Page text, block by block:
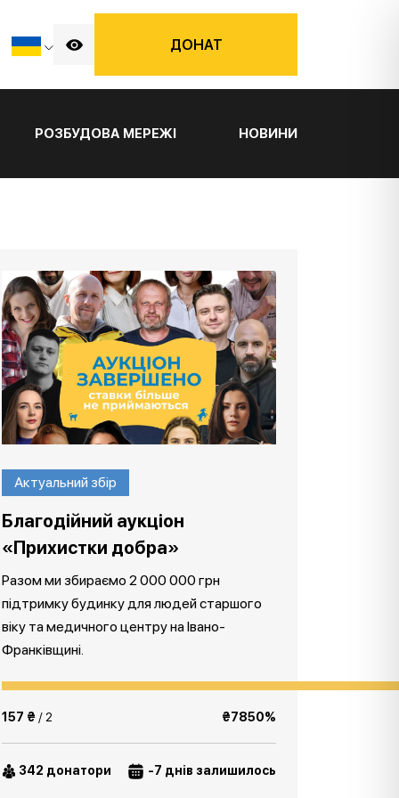
ДОНАТ
РОЗБУДОВА МЕРЕЖІ НОВИНИ
Актуальний збір
Благодійний аукціон
«Прихистки добра»
Разом ми збираємо 2 000 000 грн
підтримку будинку для людей старшого
віку та медичного центру на Івано-
Франківщині.
157 ₴ / 2 ₴7850%
342 донатори -7 днів залишилось